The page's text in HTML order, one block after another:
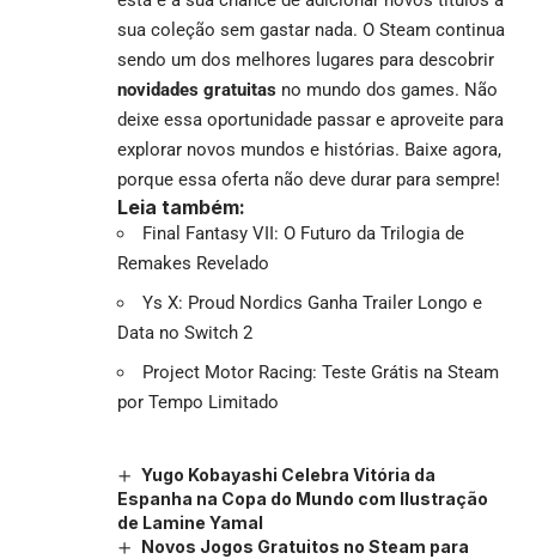
sua coleção sem gastar nada. O Steam continua
sendo um dos melhores lugares para descobrir
novidades gratuitas no mundo dos games. Não
deixe essa oportunidade passar e aproveite para
explorar novos mundos e histórias. Baixe agora,
porque essa oferta não deve durar para sempre!
Leia também:
Final Fantasy VII: O Futuro da Trilogia de
Remakes Revelado
Ys X: Proud Nordics Ganha Trailer Longo e
Data no Switch 2
Project Motor Racing: Teste Grátis na Steam
por Tempo Limitado
Yugo Kobayashi Celebra Vitória da
Espanha na Copa do Mundo com Ilustração
de Lamine Yamal
Novos Jogos Gratuitos no Steam para